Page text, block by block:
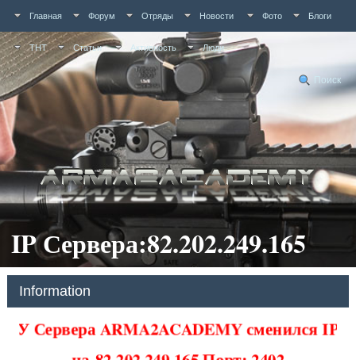
Главная Форум Отряды Новости Фото Блоги
ТНТ Статьи Активность Люди
Поиск
IP Сервера:82.202.249.165
Information
У Сервера ARMA2ACADEMY сменился IP